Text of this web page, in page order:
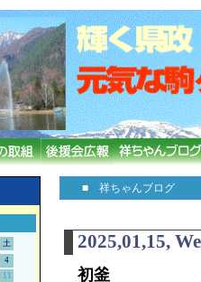
土
4
11
■ 祥ちゃんブログ
2025,01,15,
初釜